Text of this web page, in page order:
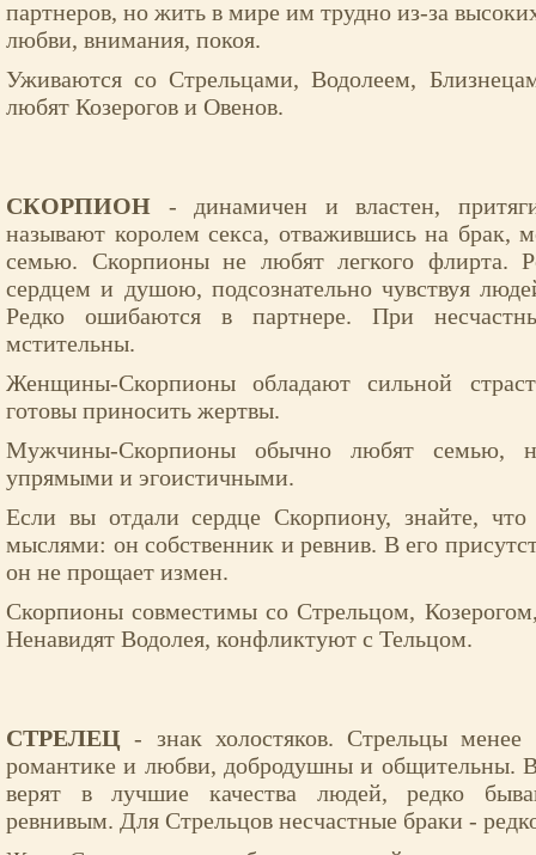
партнеров, но жить в мире им трудно из-за
любви, внимания, покоя.
Уживаются со Стрельцами, Водолеем,
любят Козерогов и Овенов.
СКОРПИОН - динамичен и властен,
называют королем секса, отважившись на брак,
семью. Скорпионы не любят легкого флирта.
сердцем и душою, подсознательно чувствуя
Редко ошибаются в партнере. При
мстительны.
Женщины-Скорпионы обладают сильной
готовы приносить жертвы.
Мужчины-Скорпионы обычно любят семью,
упрямыми и эгоистичными.
Если вы отдали сердце Скорпиону, знайте,
мыслями: он собственник и ревнив. В его
он не прощает измен.
Скорпионы совместимы со Стрельцом,
Ненавидят Водолея, конфликтуют с Тельцом.
СТРЕЛЕЦ - знак холостяков. Стрельцы
романтике и любви, добродушны и общительны.
верят в лучшие качества людей, редко
ревнивым. Для Стрельцов несчастные браки -